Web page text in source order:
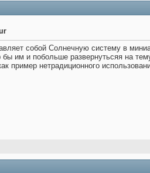
собой Солнечную систему в
им и побольше развернутьсяя на
пример нетрадиционного